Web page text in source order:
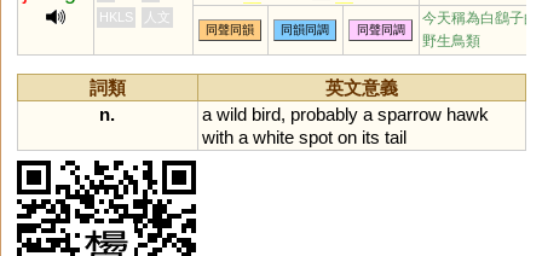
獽 珜 崵 鐊 勷 禓 鍚
HKLS
人文
同聲同韻 同韻同調 同聲同調
今天稱為白鷂子的
野生鳥類
詞類
英文意義
n.
a wild bird, probably a sparrow hawk
with a white spot on its tail